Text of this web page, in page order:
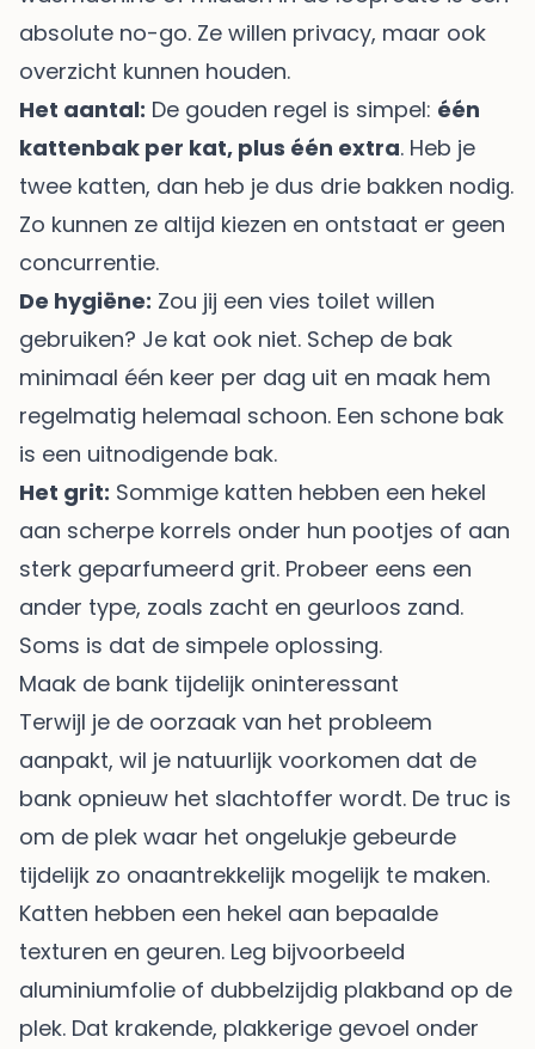
absolute no-go. Ze willen privacy, maar ook
overzicht kunnen houden.
Het aantal: De gouden regel is simpel: één
kattenbak per kat, plus één extra. Heb je
twee katten, dan heb je dus drie bakken nodig.
Zo kunnen ze altijd kiezen en ontstaat er geen
concurrentie.
De hygiëne: Zou jij een vies toilet willen
gebruiken? Je kat ook niet. Schep de bak
minimaal één keer per dag uit en maak hem
regelmatig helemaal schoon. Een schone bak
is een uitnodigende bak.
Het grit: Sommige katten hebben een hekel
aan scherpe korrels onder hun pootjes of aan
sterk geparfumeerd grit. Probeer eens een
ander type, zoals zacht en geurloos zand.
Soms is dat de simpele oplossing.
Maak de bank tijdelijk oninteressant
Terwijl je de oorzaak van het probleem
aanpakt, wil je natuurlijk voorkomen dat de
bank opnieuw het slachtoffer wordt. De truc is
om de plek waar het ongelukje gebeurde
tijdelijk zo onaantrekkelijk mogelijk te maken.
Katten hebben een hekel aan bepaalde
texturen en geuren. Leg bijvoorbeeld
aluminiumfolie of dubbelzijdig plakband op de
plek. Dat krakende, plakkerige gevoel onder